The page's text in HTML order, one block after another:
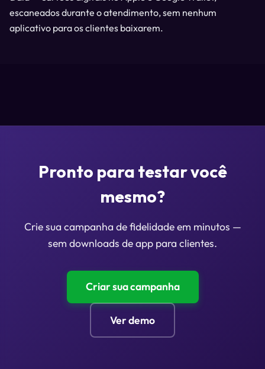
escaneados durante o atendimento, sem nenhum
aplicativo para os clientes baixarem.
Pronto para testar você
mesmo?
Crie sua campanha de fidelidade em minutos —
sem downloads de app para clientes.
Criar sua campanha
Ver demo